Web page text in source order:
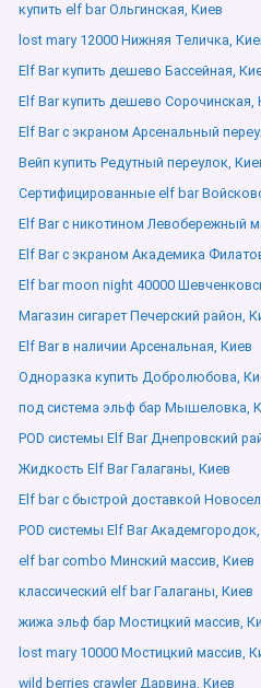
купить elf bar Ольгинская, Киев
lost mary 12000 Нижняя Теличка,
Elf Bar купить дешево Бассейная,
Elf Bar купить дешево Сорочинская,
Elf Bar с экраном Арсенальный
Вейп купить Редутный переулок,
Сертифицированные elf bar
Elf Bar с никотином Левобережный
Elf Bar с экраном Академика
Elf bar moon night 40000
Магазин сигарет Печерский район,
Elf Bar в наличии Арсенальная, Киев
Одноразка купить Добролюбова,
под система эльф бар Мышеловка,
POD системы Elf Bar Днепровский
Жидкость Elf Bar Галаганы, Киев
Elf bar с быстрой доставкой
POD системы Elf Bar
elf bar combo Минский массив, Киев
классический elf bar Галаганы, Киев
жижа эльф бар Мостицкий массив,
lost mary 10000 Мостицкий массив,
wild berries crawler Дарвина, Киев